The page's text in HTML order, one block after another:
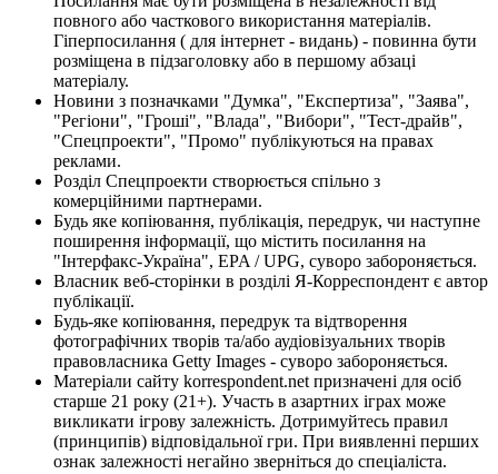
повного або часткового використання матеріалів.
Гіперпосилання ( для інтернет - видань) - повинна бути
розміщена в підзаголовку або в першому абзаці
матеріалу.
Новини з позначками "Думка", "Експертиза", "Заява",
"Регіони", "Гроші", "Влада", "Вибори", "Тест-драйв",
"Спецпроекти", "Промо" публікуються на правах
реклами.
Розділ Спецпроекти створюється спільно з
комерційними партнерами.
Будь яке копіювання, публікація, передрук, чи наступне
поширення інформації, що містить посилання на
"Інтерфакс-Україна", EPA / UPG, суворо забороняється.
Власник веб-сторінки в розділі Я-Корреспондент є автор
публікації.
Будь-яке копіювання, передрук та відтворення
фотографічних творів та/або аудіовізуальних творів
правовласника Getty Images - суворо забороняється.
Матеріали сайту korrespondent.net призначені для осіб
старше 21 року (21+). Участь в азартних іграх може
викликати ігрову залежність. Дотримуйтесь правил
(принципів) відповідальної гри. При виявленні перших
ознак залежності негайно зверніться до спеціаліста.